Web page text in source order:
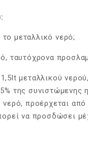
μεταλλικό νερό;
ταυτόχρονα
μεταλλικού
της
νερό, προέρχεται
να προσδώσει